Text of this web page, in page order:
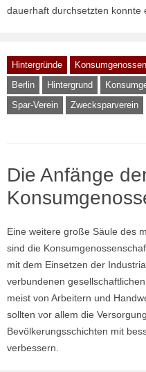
dauerhaft durchsetzten konnte
Hintergründe
Berlin
Hintergrund
Spar-Verein
Zwecksparverein
Die Anfänge
Eine weitere große Säule des
sind die
mit dem Einsetzen der
verbundenen
meist von Arbeitern und
sollten vor allem die
Bevölkerungsschichten mit
verbessern.